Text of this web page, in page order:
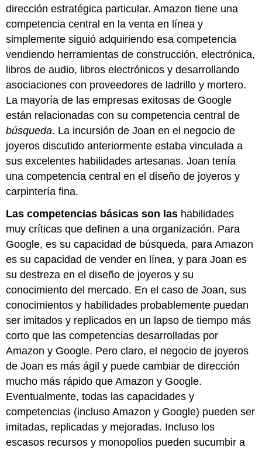
dirección estratégica particular. Amazon tiene una
competencia central en la venta en línea y
simplemente siguió adquiriendo esa competencia
vendiendo herramientas de construcción, electrónica,
libros de audio, libros electrónicos y desarrollando
asociaciones con proveedores de ladrillo y mortero.
La mayoría de las empresas exitosas de Google
están relacionadas con su competencia central de
búsqueda. La incursión de Joan en el negocio de
joyeros discutido anteriormente estaba vinculada a
sus excelentes habilidades artesanas. Joan tenía
una competencia central en el diseño de joyeros y
carpintería fina.
Las competencias básicas son las habilidades
muy críticas que definen a una organización. Para
Google, es su capacidad de búsqueda, para Amazon
es su capacidad de vender en línea, y para Joan es
su destreza en el diseño de joyeros y su
conocimiento del mercado. En el caso de Joan, sus
conocimientos y habilidades probablemente puedan
ser imitados y replicados en un lapso de tiempo más
corto que las competencias desarrolladas por
Amazon y Google. Pero claro, el negocio de joyeros
de Joan es más ágil y puede cambiar de dirección
mucho más rápido que Amazon y Google.
Eventualmente, todas las capacidades y
competencias (incluso Amazon y Google) pueden ser
imitadas, replicadas y mejoradas. Incluso los
escasos recursos y monopolios pueden sucumbir a